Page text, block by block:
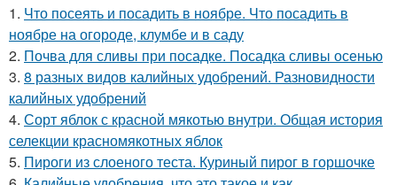
1. Что посеять и посадить в ноябре. Что посадить в
ноябре на огороде, клумбе и в саду
2. Почва для сливы при посадке. Посадка сливы осенью
3. 8 разных видов калийных удобрений. Разновидности
калийных удобрений
4. Сорт яблок с красной мякотью внутри. Общая история
селекции красномякотных яблок
5. Пироги из слоеного теста. Куриный пирог в горшочке